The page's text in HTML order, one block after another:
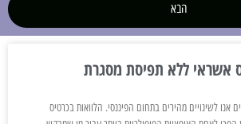
הבא
אשראי ללא תפיסת מסגרת
אנו לשינויים מהירים בתחום הפיננסי. הלוואות בכרטיס